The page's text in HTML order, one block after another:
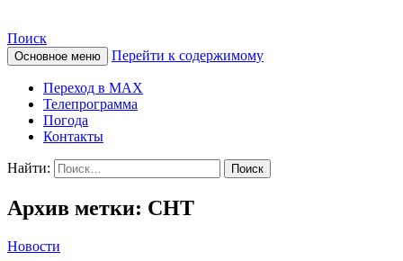
КАМЧАТСКОЕ
ИНФОРМАЦИОННОЕ
АГЕНТСТВО (КИА
«ВЕСТИ»)
Поиск
Основное меню Перейти к содержимому
Переход в MAX
Телепрограмма
Погода
Контакты
Найти:
Архив метки: СНТ
Новости